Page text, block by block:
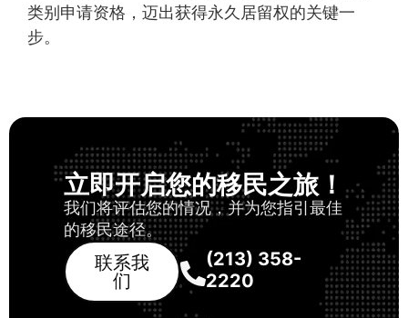
类别申请资格，迈出获得永久居留权的关键一
步。
立即开启您的移民之旅！
我们将评估您的情况，并为您指引最佳
的移民途径。
联系我
们
(213) 358-
2220